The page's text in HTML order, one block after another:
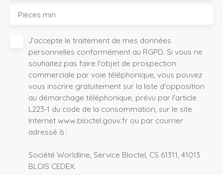
Pièces min
J'accepte le traitement de mes données
personnelles conformément au RGPD. Si vous ne
souhaitez pas faire l'objet de prospection
commerciale par voie téléphonique, vous pouvez
vous inscrire gratuitement sur la liste d'opposition
au démarchage téléphonique, prévu par l'article
L223-1 du code de la consommation, sur le site
Internet www.bloctel.gouv.fr ou par courrier
adressé à :
Société Worldline, Service Bloctel, CS 61311, 41013
BLOIS CEDEX.